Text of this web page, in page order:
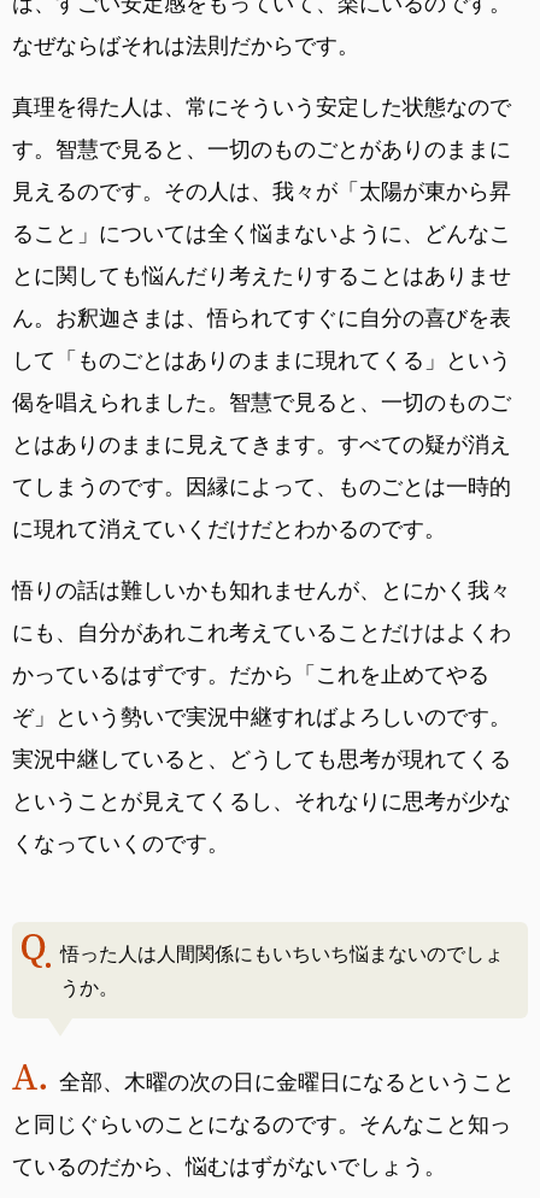
なぜならばそれは法則だからです。
真理を得た人は、常にそういう安定した状態なので
す。智慧で見ると、一切のものごとがありのままに
見えるのです。その人は、我々が「太陽が東から昇
ること」については全く悩まないように、どんなこ
とに関しても悩んだり考えたりすることはありませ
ん。お釈迦さまは、悟られてすぐに自分の喜びを表
して「ものごとはありのままに現れてくる」という
偈を唱えられました。智慧で見ると、一切のものご
とはありのままに見えてきます。すべての疑が消え
てしまうのです。因縁によって、ものごとは一時的
に現れて消えていくだけだとわかるのです。
悟りの話は難しいかも知れませんが、とにかく我々
にも、自分があれこれ考えていることだけはよくわ
かっているはずです。だから「これを止めてやる
ぞ」という勢いで実況中継すればよろしいのです。
実況中継していると、どうしても思考が現れてくる
ということが見えてくるし、それなりに思考が少な
くなっていくのです。
悟った人は人間関係にもいちいち悩まないのでしょ
うか。
全部、木曜の次の日に金曜日になるということ
と同じぐらいのことになるのです。そんなこと知っ
ているのだから、悩むはずがないでしょう。